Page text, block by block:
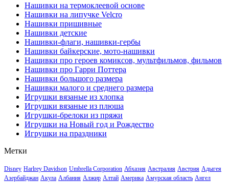
Нашивки на термоклеевой основе
Нашивки на липучке Velcro
Нашивки пришивные
Нашивки детские
Нашивки-флаги, нашивки-гербы
Нашивки байкерские, мото-нашивки
Нашивки про героев комиксов, мультфильмов, фильмов
Нашивки про Гарри Поттера
Нашивки большого размера
Нашивки малого и среднего размера
Игрушки вязаные из хлопка
Игрушки вязаные из плюша
Игрушки-брелоки из пряжи
Игрушки на Новый год и Рождество
Игрушки на праздники
Метки
Disney Harlrey Davidson Umbrella Corporation Абхазия Австралия Австрия Адыгея
Азербайджан Акула Албания Алжир Алтай Америка Амурская область Ангел